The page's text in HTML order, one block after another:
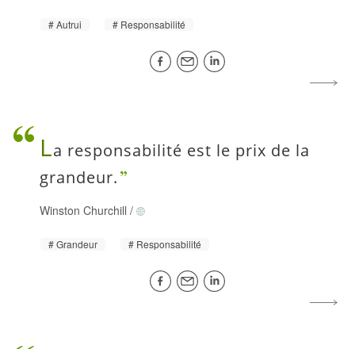
Autrui Responsabilité
La responsabilité est le prix de la
grandeur.
Winston Churchill /
Grandeur Responsabilité